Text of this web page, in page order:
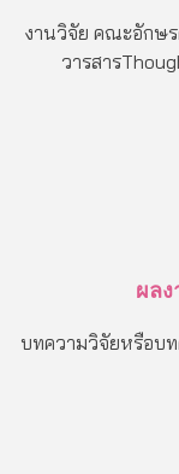
งานวิจัย คณะอักษ
วารสาร
ผล
บทความวิจัยหรือบ